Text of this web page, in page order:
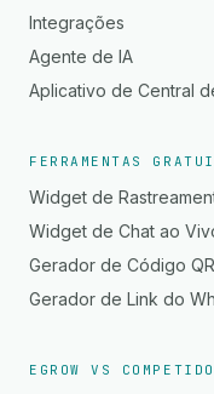
Integrações
Agente de IA
Aplicativo de Central
FERRAMENTAS
Widget de
Widget de Chat ao
Gerador de Código
Gerador de Link do
EGROW VS